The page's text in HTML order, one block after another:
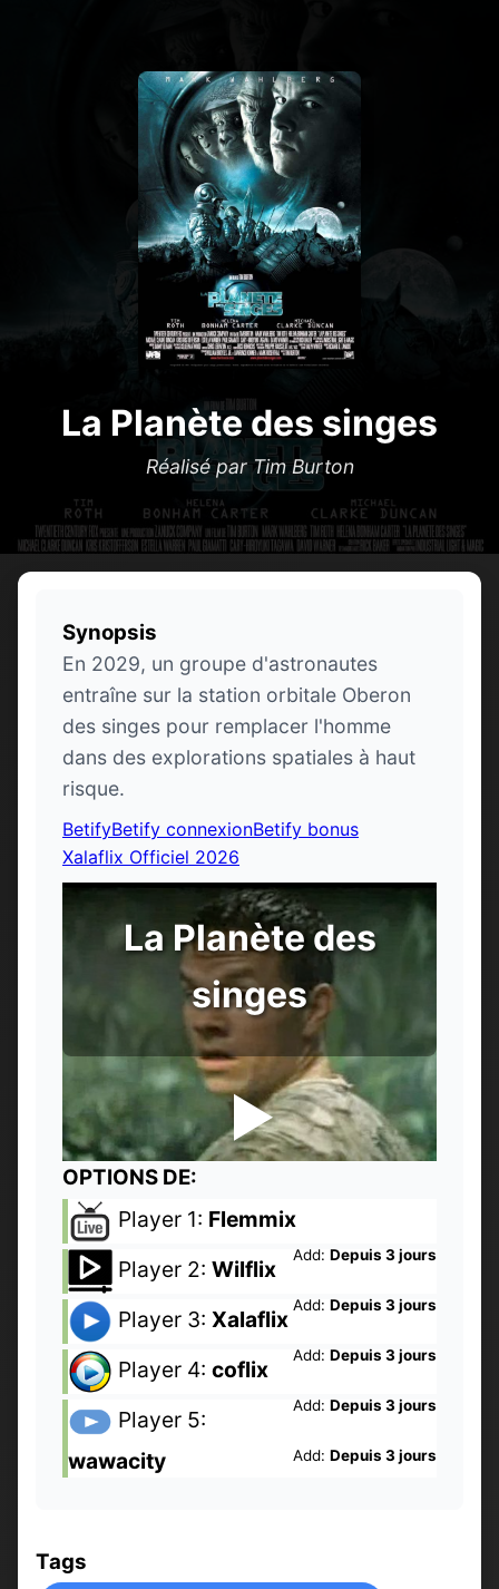
La Planète des singes
Réalisé par Tim Burton
Synopsis
En 2029, un groupe d'astronautes
entraîne sur la station orbitale Oberon
des singes pour remplacer l'homme
dans des explorations spatiales à haut
risque.
BetifyBetify connexionBetify bonus
Xalaflix Officiel 2026
La Planète des
singes
OPTIONS DE:
Player 1: Flemmix
Add: Depuis 3 jours
Player 2: Wilflix
Add: Depuis 3 jours
Player 3: Xalaflix
Add: Depuis 3 jours
Player 4: coflix
Add: Depuis 3 jours
Player 5:
wawacity
Add: Depuis 3 jours
Tags